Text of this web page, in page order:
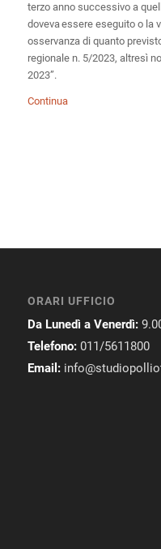
terzo anno successivo a
doveva essere eseguito o la
osservanza di quanto
regionale n. 5/2023, altresì
2023”.
Continua
ORARI UFFICIO
Da Lunedì a Venerdì:
Telefono: 011/5611800
Email: